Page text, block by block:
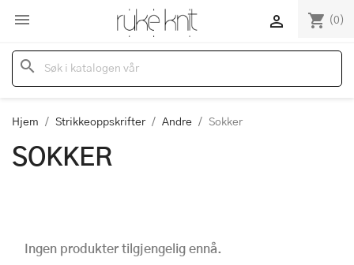
 shopping_cart (0)

search
Hjem Strikkeoppskrifter Andre Sokker
SOKKER
Ingen produkter tilgjengelig ennå.